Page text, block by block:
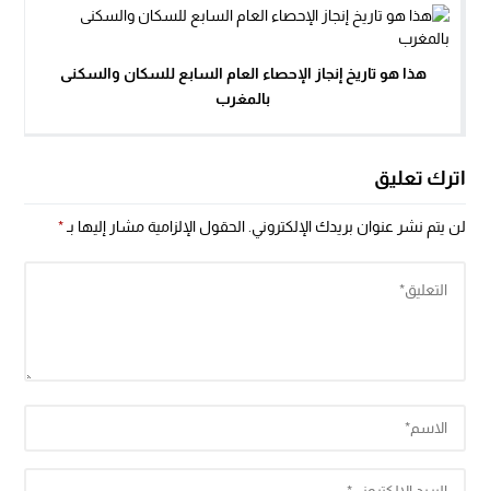
هذا هو تاريخ إنجاز الإحصاء العام السابع للسكان والسكنى
بالمغرب
اترك تعليق
لن يتم نشر عنوان بريدك الإلكتروني. الحقول الإلزامية مشار إليها بـ*